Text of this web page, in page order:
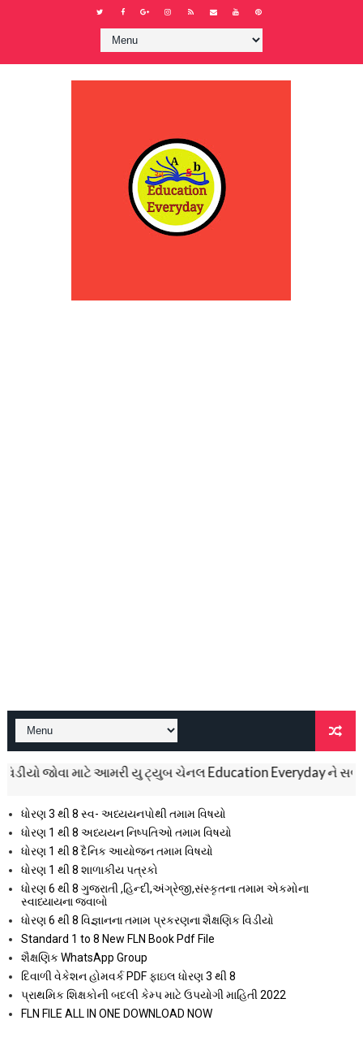
માટે આમરી યુ ટ્યુબ ચેનલ Education Everyday ને સબસ્ક્રાઈબ
ધોરણ 3 થી 8 સ્વ- અધ્યયનપોથી તમામ વિષયો
ધોરણ 1 થી 8 અધ્યયન નિષ્પતિઓ તમામ વિષયો
ધોરણ 1 થી 8 દૈનિક આયોજન તમામ વિષયો
ધોરણ 1 થી 8 શાળાકીય પત્રકો
ધોરણ 6 થી 8 ગુજરાતી ,હિન્દી,અંગ્રેજી,સંસ્કૃતના તમામ એકમોના
સ્વાધ્યાયના જવાબો
ધોરણ 6 થી 8 વિજ્ઞાનના તમામ પ્રકરણના શૈક્ષણિક વિડીયો
Standard 1 to 8 New FLN Book Pdf File
શૈક્ષણિક WhatsApp Group
દિવાળી વેકેશન હોમવર્ક PDF ફાઇલ ધોરણ 3 થી 8
પ્રાથમિક શિક્ષકોની બદલી કેમ્પ માટે ઉપયોગી માહિતી 2022
FLN FILE ALL IN ONE DOWNLOAD NOW